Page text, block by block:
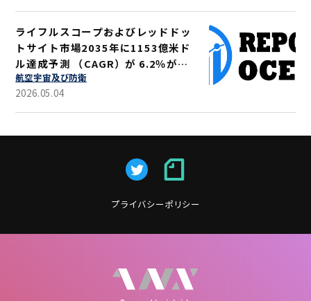
ライフルスコープおよびレッドドッ
トサイト市場2035年に1153億米ド
ル達成予測 （CAGR）が 6.2％が示
す軍事・狩猟用途拡大
航空宇宙及び防衛
2026.05.04
プライバシーポリシー